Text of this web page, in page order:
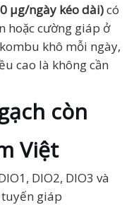
µg/ngày kéo dài)có
hoặc cường giáp ở
khô mỗi ngày,
cao là không cần
còn
Việt
DIO2, DIO3 và
tuyến giáp